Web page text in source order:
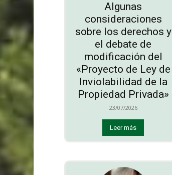
Algunas
consideraciones
sobre los derechos y
el debate de
modificación del
«Proyecto de Ley de
Inviolabilidad de la
Propiedad Privada»
23/07/2026
Leer más